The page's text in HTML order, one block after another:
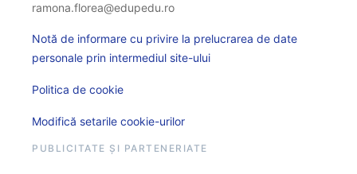
ramona.florea@edupedu.ro
Notă de informare cu privire la prelucrarea de date
personale prin intermediul site-ului
Politica de cookie
Modifică setarile cookie-urilor
PUBLICITATE ȘI PARTENERIATE